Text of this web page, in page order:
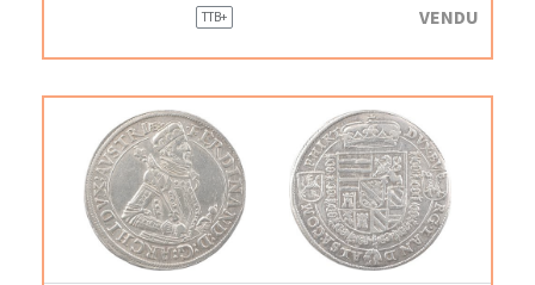
TTB+ VENDU